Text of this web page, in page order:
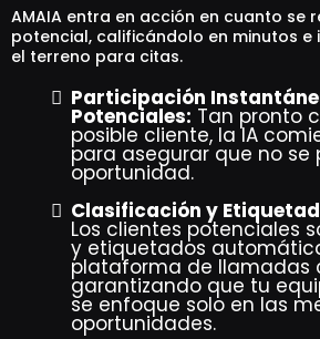
AMAIA entra en acción en cuanto se
potencial, calificándolo en minutos
el terreno para citas.
Participación
Potenciales: Tan pronto
posible cliente, la IA
para asegurar que no se
oportunidad.
Clasificación y
Los clientes potenciales
y etiquetados
plataforma de llamadas
garantizando que tu
se enfoque solo en las
oportunidades.